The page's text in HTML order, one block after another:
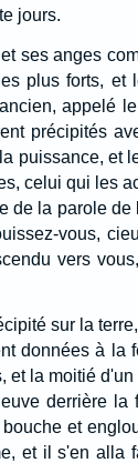
jours.
ses anges
plus forts, et
appelé
précipités
puissance, et
celui qui les
de la parole
vous,
vers
sur la
données à la
et la moitié
derrière
et
et il s'en